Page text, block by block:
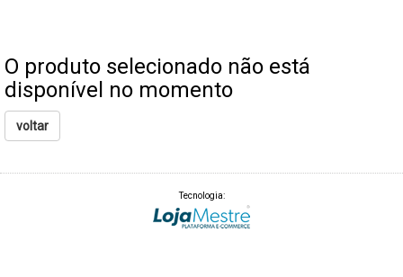
O produto selecionado não está
disponível no momento
voltar
Tecnologia: